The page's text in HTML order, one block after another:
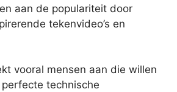
aan de populariteit door
tekenvideo’s en
vooral mensen aan die willen
technische